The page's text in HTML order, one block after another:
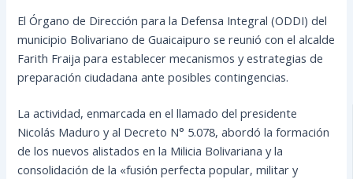
El Órgano de Dirección para la Defensa Integral (ODDI) del
municipio Bolivariano de Guaicaipuro se reunió con el alcalde
Farith Fraija para establecer mecanismos y estrategias de
preparación ciudadana ante posibles contingencias.
La actividad, enmarcada en el llamado del presidente
Nicolás Maduro y al Decreto N° 5.078, abordó la formación
de los nuevos alistados en la Milicia Bolivariana y la
consolidación de la «fusión perfecta popular, militar y